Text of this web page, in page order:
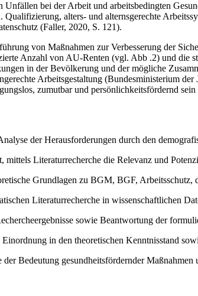
bei der Arbeit und arbeitsbedingten
alters- und alternsgerechte
(Faller, 2020, S. 121).
von Maßnahmen zur Verbesserung der
Anzahl von AU-Renten (vgl. Abb .2) und die
in der Bevölkerung und der mögliche
Arbeitsgestaltung (Bundesministerium
zumutbar und persönlichkeitsfördernd
der Herausforderungen durch den
mittels Literaturrecherche die Relevanz und
Grundlagen zu BGM, BGF, Arbeitsschutz,
Literaturrecherche in wissenschaftlichen
sowie Beantwortung der
in den theoretischen Kenntnisstand
der Bedeutung gesundheitsfördernder